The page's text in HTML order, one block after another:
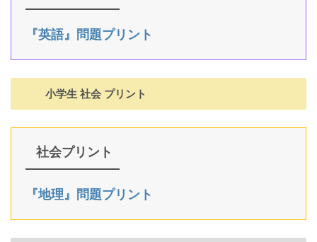
『英語』問題プリント
小学生 社会 プリント
社会プリント
『地理』問題プリント